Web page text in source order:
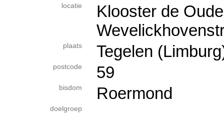
locatie
Klooster de
plaats Tegelen
postcode 59
bisdom Roermond
doelgroep